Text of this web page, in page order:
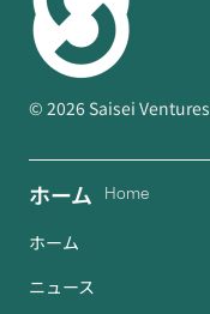
©2026Saisei Ventures
ホーム Home
ホーム
ニュース